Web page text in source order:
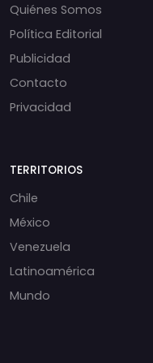
Quiénes Somos
Política Editorial
Publicidad
Contacto
Privacidad
TERRITORIOS
Chile
México
Venezuela
Latinoamérica
Mundo